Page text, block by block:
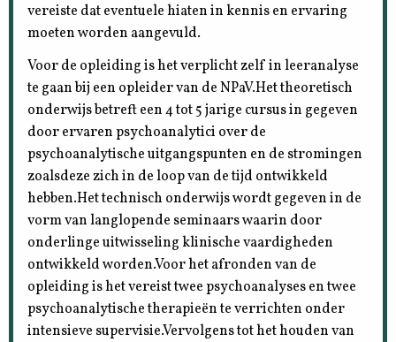
vereiste dat eventuele hiaten in kennis en ervaring
moeten worden aangevuld.
Voor de opleiding is het verplicht zelf in leeranalyse
te gaan bij een opleider van de NPaV.Het theoretisch
onderwijs betreft een 4 tot 5 jarige cursus in gegeven
door ervaren psychoanalytici over de
psychoanalytische uitgangspunten en de stromingen
zoalsdeze zich in de loop van de tijd ontwikkeld
hebben.Het technisch onderwijs wordt gegeven in de
vorm van langlopende seminaars waarin door
onderlinge uitwisseling klinische vaardigheden
ontwikkeld worden.Voor het afronden van de
opleiding is het vereist twee psychoanalyses en twee
psychoanalytische therapieën te verrichten onder
intensieve supervisie.Vervolgens tot het houden van